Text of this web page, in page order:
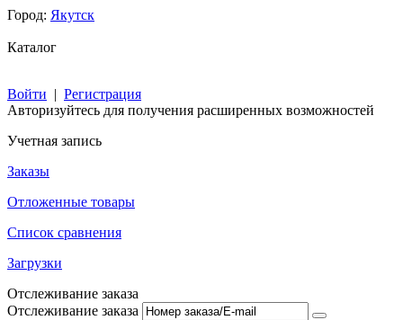
Город: Якутск
Каталог
Войти | Регистрация
Авторизуйтесь для получения расширенных возможностей
Учетная запись
Заказы
Отложенные товары
Список сравнения
Загрузки
Отслеживание заказа
Отслеживание заказа